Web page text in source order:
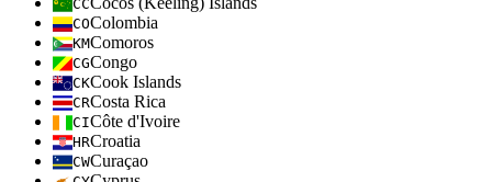
CC
COColombia
KMComoros
CGCongo
CKCook Islands
CRCosta Rica
CICôte d'Ivoire
HRCroatia
CWCuraçao